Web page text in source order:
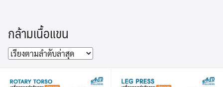
content
กล้ามเนื้อแขน